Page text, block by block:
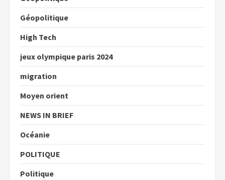
Géopolitique
High Tech
jeux olympique paris 2024
migration
Moyen orient
NEWS IN BRIEF
Océanie
POLITIQUE
Politique